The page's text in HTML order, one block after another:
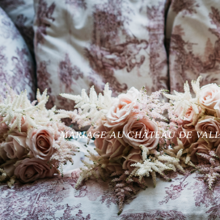
MARIAGE AU CHÂTEAU DE